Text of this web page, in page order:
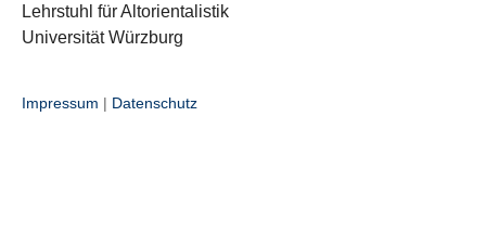
Lehrstuhl für Altorientalistik
Universität Würzburg
Impressum | Datenschutz